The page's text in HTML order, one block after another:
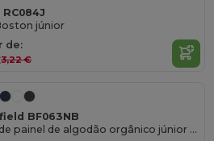
júnior
de:
3,22 €
BF063NB
Limpa de painel de algodão orgânico júnior de 5 painéis